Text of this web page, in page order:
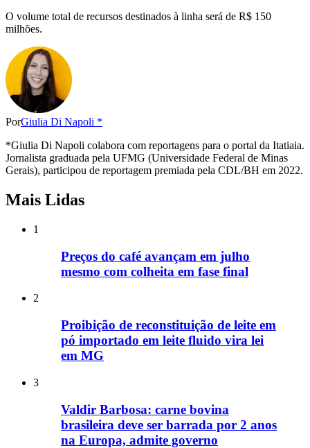
O volume total de recursos destinados à linha será de R$ 150
milhões.
PorGiulia Di Napoli *
*Giulia Di Napoli colabora com reportagens para o portal da Itatiaia.
Jornalista graduada pela UFMG (Universidade Federal de Minas
Gerais), participou de reportagem premiada pela CDL/BH em 2022.
Mais Lidas
1
Preços do café avançam em julho
mesmo com colheita em fase final
2
Proibição de reconstituição de leite em
pó importado em leite fluido vira lei
em MG
3
Valdir Barbosa: carne bovina
brasileira deve ser barrada por 2 anos
na Europa, admite governo